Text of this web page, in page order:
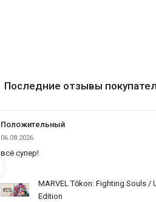
Последние отзывы
Положительный
06.08.2026
всё супер!
MARVEL Tōkon: Fighting Souls /
Edition